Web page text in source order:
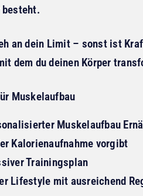
an dein Limit – sonst ist
dem du deinen Körper
Muskelaufbau
Muskelaufbau
Kalorienaufnahme vorgibt
Trainingsplan
Lifestyle mit ausreichend